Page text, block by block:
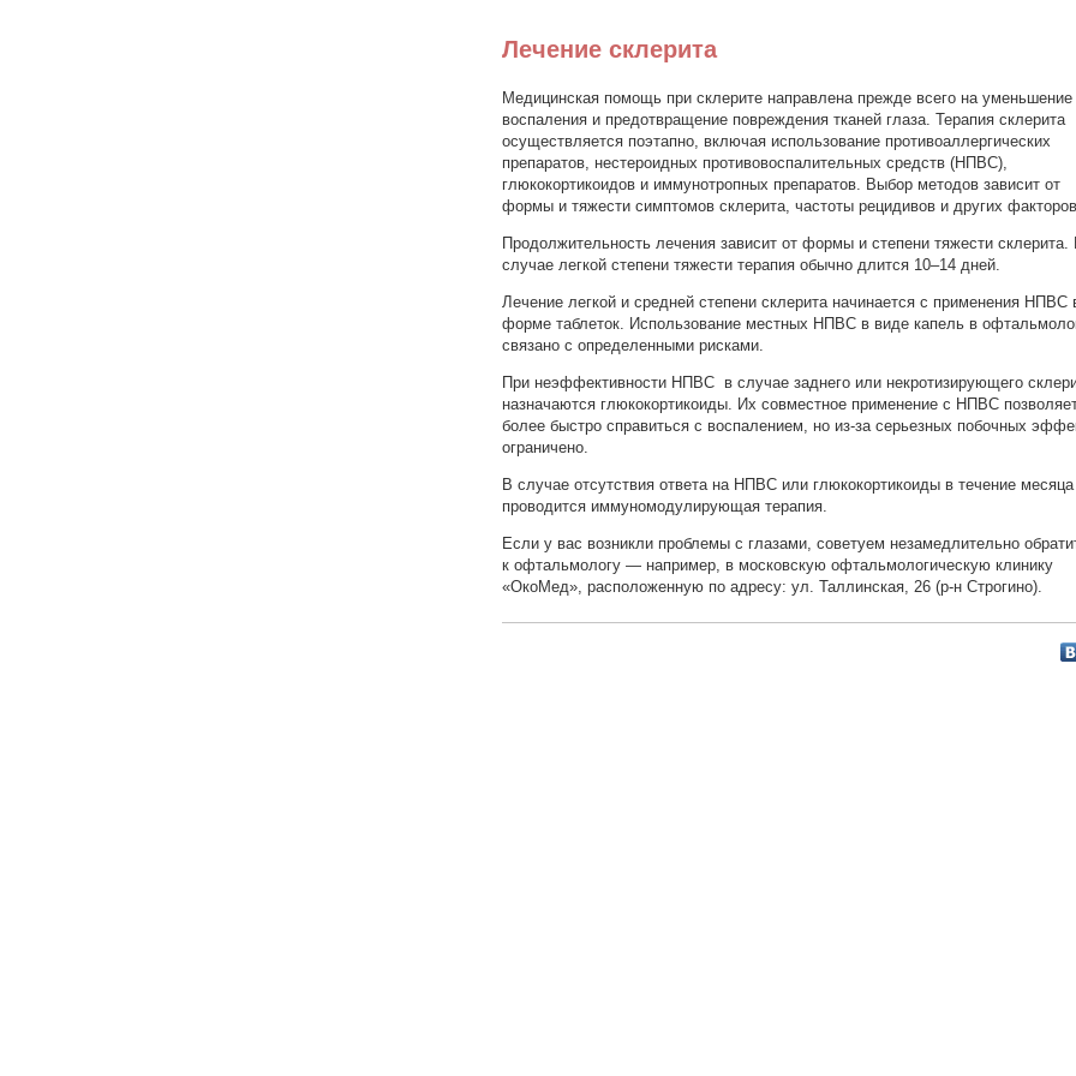
Лечение склерита
Медицинская помощь при склерите направлена прежде всего на уменьшение
воспаления и предотвращение повреждения тканей глаза. Терапия склерита
осуществляется поэтапно, включая использование противоаллергических
препаратов, нестероидных противовоспалительных средств (НПВС),
глюкокортикоидов и иммунотропных препаратов. Выбор методов зависит от
формы и тяжести симптомов склерита, частоты рецидивов и других
Продолжительность лечения зависит от формы и степени тяжести склерита.
случае легкой степени тяжести терапия обычно длится 10–14 дней.
Лечение легкой и средней степени склерита начинается с применения НПВС
форме таблеток. Использование местных НПВС в виде капель в
связано с определенными рисками.
При неэффективности НПВС в случае заднего или некротизирующего
назначаются глюкокортикоиды. Их совместное применение с НПВС
более быстро справиться с воспалением, но из-за серьезных побочных
ограничено.
В случае отсутствия ответа на НПВС или глюкокортикоиды в течение месяца
проводится иммуномодулирующая терапия.
Если у вас возникли проблемы с глазами, советуем незамедлительно
к офтальмологу — например, в московскую офтальмологическую клинику
«ОкоМед», расположенную по адресу: ул. Таллинская, 26 (р-н Строгино).